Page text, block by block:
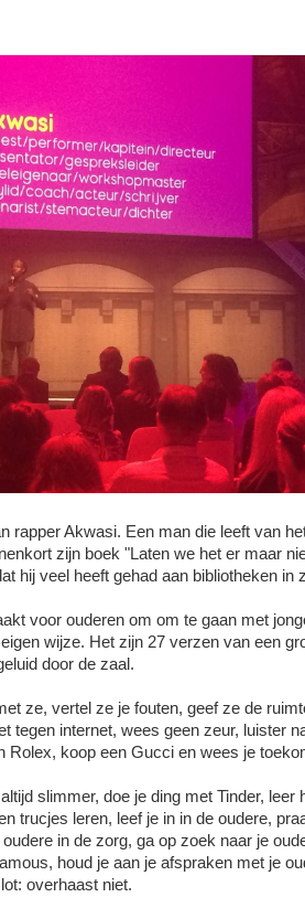
rapper Akwasi. Een man die leeft van
zijn boek "Laten we het er maar
hij veel heeft gehad aan bibliotheken in
voor ouderen om om te gaan met
wijze. Het zijn 27 verzen van een
door de zaal.
ze, vertel ze je fouten, geef ze de
tegen internet, wees geen zeur, luister
Rolex, koop een Gucci en wees je
slimmer, doe je ding met Tinder, leer
trucjes leren, leef je in in de oudere,
in de zorg, ga op zoek naar je
houd je aan je afspraken met je
overhaast niet.